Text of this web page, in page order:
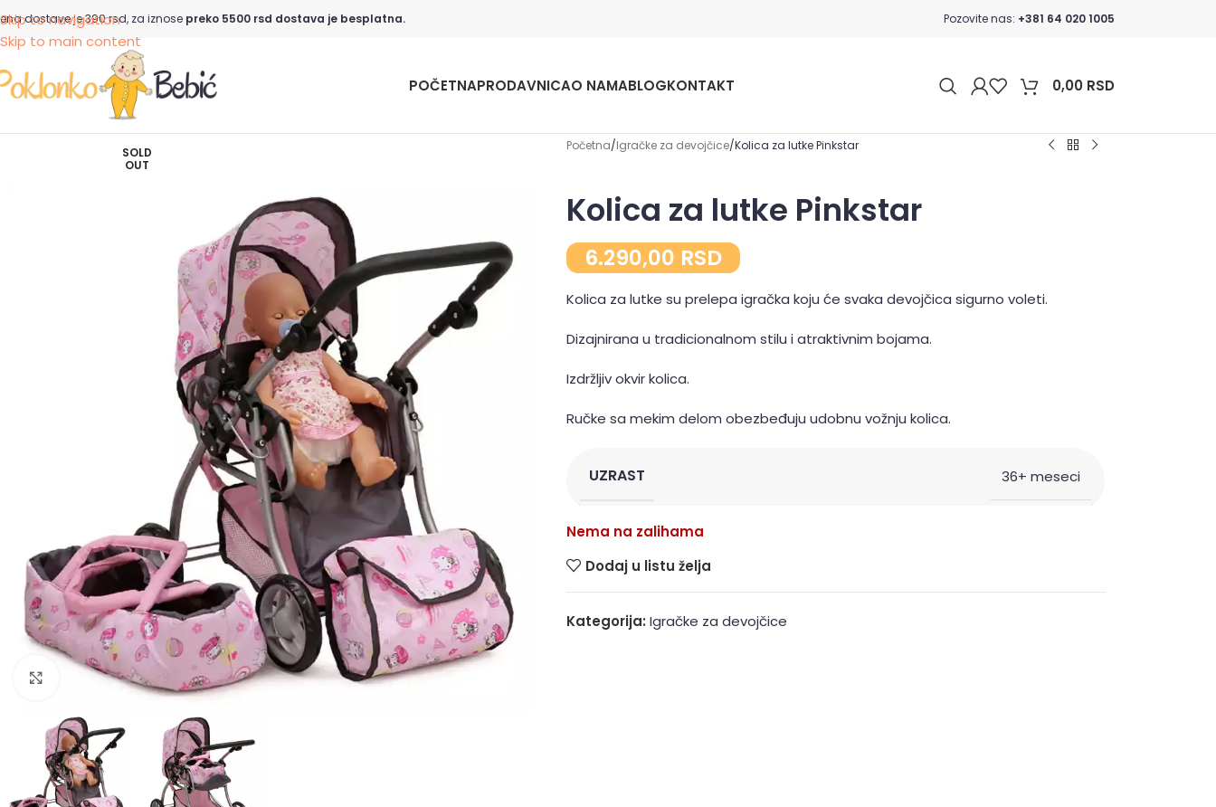
Skip to navigation
Skip to main content
dostave je 390 rsd, za iznose preko 5500 rsd dostava je besplatna. Pozovite nas: +381 64 020 1005
POČETNAPRODAVNICAO NAMABLOGKONTAKT 0,00 RSD
SOLD
OUT
Click to enlarge
Početna Igračke za devojčice Kolica za lutke Pinkstar
Kolica za lutke Pinkstar
6.290,00 RSD
Kolica za lutke su prelepa igračka koju će svaka devojčica sigurno voleti.
Dizajnirana u tradicionalnom stilu i atraktivnim bojama.
Izdržljiv okvir kolica.
Ručke sa mekim delom obezbeđuju udobnu vožnju kolica.
UZRAST 36+ meseci
Nema na zalihama
Dodaj u listu želja
Kategorija: Igračke za devojčice